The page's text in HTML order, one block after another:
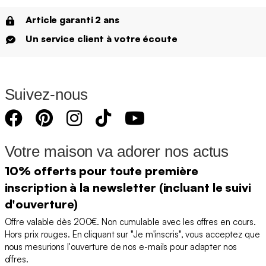
Article garanti 2 ans
Un service client à votre écoute
Suivez-nous
Votre maison va adorer nos actus
10% offerts pour toute première
inscription à la newsletter (incluant le suivi
d'ouverture)
Offre valable dès 200€. Non cumulable avec les offres en cours.
Hors prix rouges. En cliquant sur "Je m'inscris", vous acceptez que
nous mesurions l'ouverture de nos e-mails pour adapter nos
offres.